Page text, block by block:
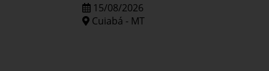
15/08/2026
Cuiabá - MT